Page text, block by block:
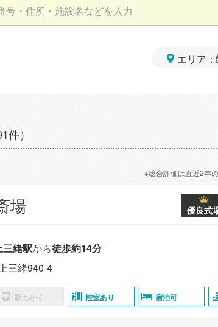
エリア：
件）
※総合評価は直近2年
場 優良式
三緒駅から徒歩約14分
三緒940-4
駅ちかく 控室あり 宿泊可